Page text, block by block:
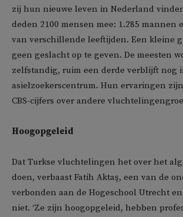
zij hun nieuwe leven in Nederland
deden 2100 mensen mee: 1.285 mannen
van verschillende leeftijden. Een kleine
geen geslacht op te geven. De meesten
zelfstandig, ruim een derde verblijft nog
asielzoekerscentrum. Hun ervaringen
CBS-cijfers over andere
Hoogopgeleid
Dat Turkse vluchtelingen het over het
doen, verbaast Fatih Aktaş, een van de
verbonden aan de Hogeschool Utrecht en
niet. ‘Ze zijn hoogopgeleid, hebben